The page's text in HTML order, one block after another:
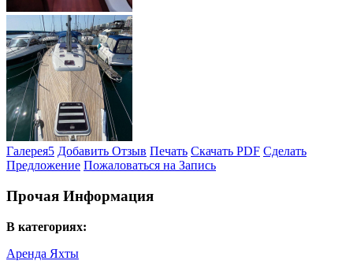
Галерея5 Добавить Отзыв Печать Скачать PDF Сделать
Предложение Пожаловаться на Запись
Прочая Информация
В категориях:
Аренда Яхты